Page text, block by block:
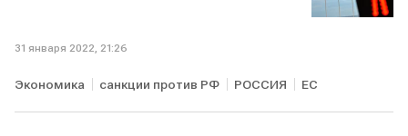
31 января 2022, 21:26
Экономика санкции против РФ РОССИЯ ЕС